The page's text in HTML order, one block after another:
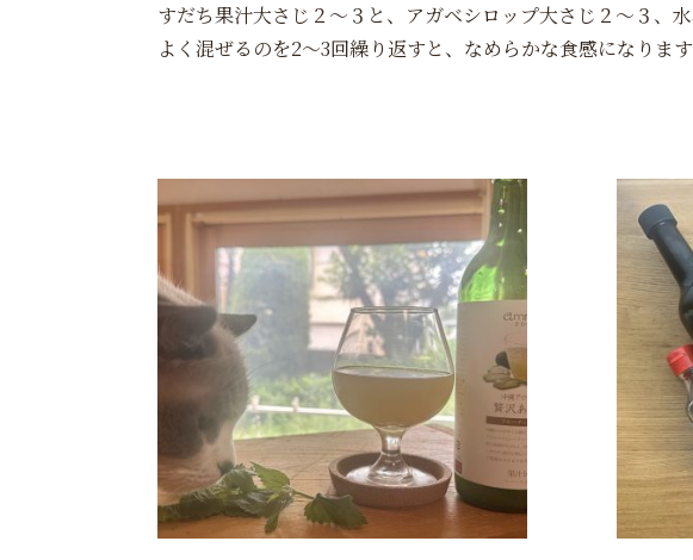
すだち果汁大さじ２～３と、アガベシロップ大さじ２～３、
よく混ぜるのを2～3回繰り返すと、なめらかな食感になります